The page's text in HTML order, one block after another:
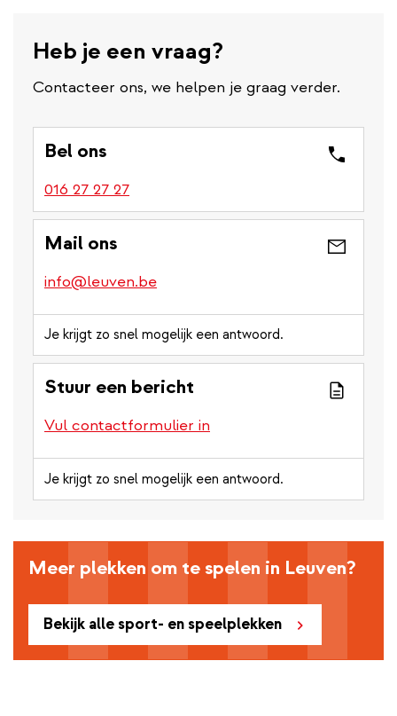
Heb je een vraag?
Contacteer ons, we helpen je graag verder.
Bel ons
016 27 27 27
Mail ons
info@leuven.be
Je krijgt zo snel mogelijk een antwoord.
Stuur een bericht
Vul contactformulier in
Je krijgt zo snel mogelijk een antwoord.
Bekijk alle sport- en speelplekken
Meer plekken om te spelen in Leuven?